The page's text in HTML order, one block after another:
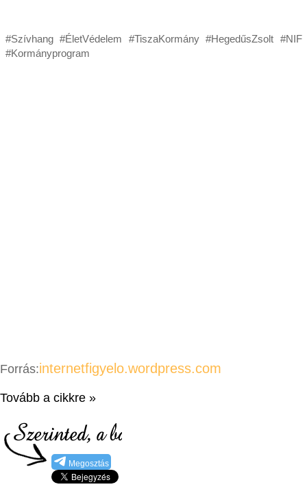
#Szívhang #ÉletVédelem #TiszaKormány #HegedűsZsolt #NIF
#Kormányprogram
Forrás:internetfigyelo.wordpress.com
Tovább a cikkre »
Megosztás